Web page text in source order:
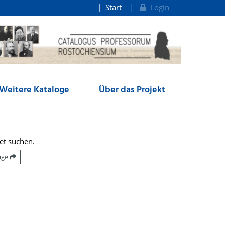
Start Login
Kataloge Über das Projekt
suchen.